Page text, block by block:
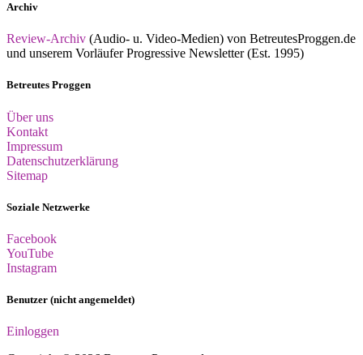
Archiv
Review-Archiv (Audio- u. Video-Medien) von BetreutesProggen.de
und unserem Vorläufer Progressive Newsletter (Est. 1995)
Betreutes Proggen
Über uns
Kontakt
Impressum
Datenschutzerklärung
Sitemap
Soziale Netzwerke
Facebook
YouTube
Instagram
Benutzer (nicht angemeldet)
Einloggen